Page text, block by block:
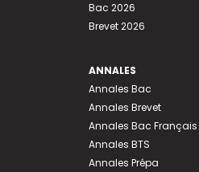
Bac 2026
Brevet 2026
ANNALES
Annales Bac
Annales Brevet
Annales Bac Français
Annales BTS
Annales Prépa